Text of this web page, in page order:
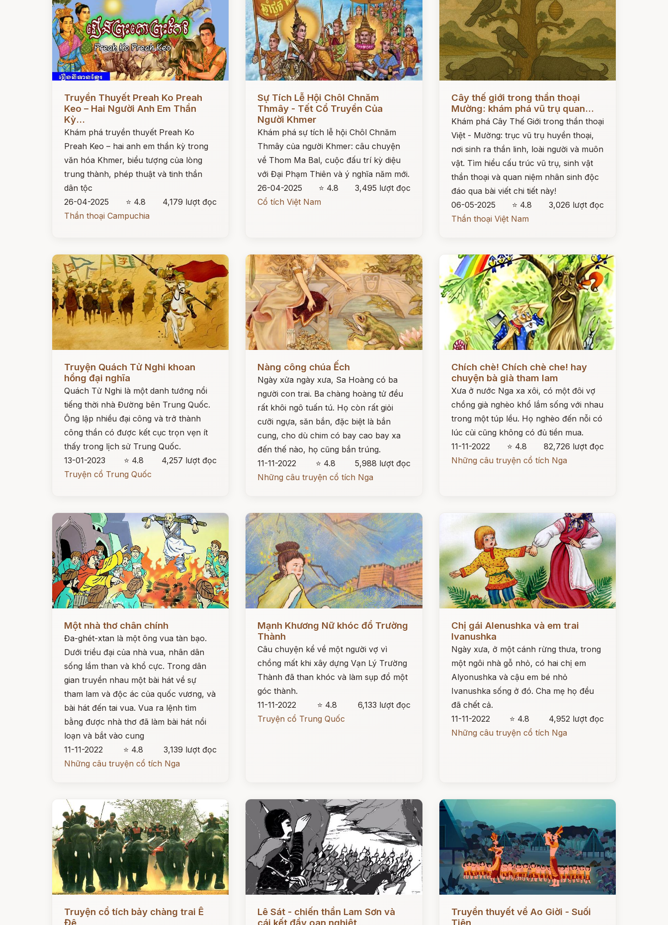
Đọc ngay
Truyền Thuyết Preah Ko Preah
Keo – Hai Người Anh Em Thần
Kỳ...
Khám phá truyền thuyết Preah Ko
Preah Keo – hai anh em thần kỳ trong
văn hóa Khmer, biểu tượng của lòng
trung thành, phép thuật và tinh thần
dân tộc
26-04-2025
⭐ 4.8
4,179 lượt đọc
Thần thoại Campuchia
Sự Tích Lễ Hội Chôl Chnăm
Thmây - Tết Cổ Truyền Của
Người Khmer
Khám phá sự tích lễ hội Chôl Chnăm
Thmây của người Khmer: câu chuyện
về Thom Ma Bal, cuộc đấu trí kỳ diệu
với Đại Phạm Thiên và ý nghĩa năm mới.
26-04-2025
⭐ 4.8
3,495 lượt đọc
Cổ tích Việt Nam
Cây thế giới trong thần thoại
Mường: khám phá vũ trụ quan...
Khám phá Cây Thế Giới trong thần thoại
Việt - Mường: trục vũ trụ huyền thoại,
nơi sinh ra thần linh, loài người và muôn
vật. Tìm hiểu cấu trúc vũ trụ, sinh vật
thần thoại và quan niệm nhân sinh độc
đáo qua bài viết chi tiết này!
06-05-2025
⭐ 4.8
3,026 lượt đọc
Thần thoại Việt Nam
Truyện Quách Tử Nghi khoan
hồng đại nghĩa
Quách Tử Nghi là một danh tướng nổi
tiếng thời nhà Đường bên Trung Quốc.
Ông lập nhiều đại công và trở thành
công thần có được kết cục trọn vẹn ít
thấy trong lịch sử Trung Quốc.
13-01-2023
⭐ 4.8
4,257 lượt đọc
Truyện cổ Trung Quốc
Nàng công chúa Ếch
Ngày xửa ngày xưa, Sa Hoàng có ba
người con trai. Ba chàng hoàng tử đều
rất khôi ngô tuấn tú. Họ còn rất giỏi
cưỡi ngựa, săn bắn, đặc biệt là bắn
cung, cho dù chim có bay cao bay xa
đến thế nào, họ cũng bắn trúng.
11-11-2022
⭐ 4.8
5,988 lượt đọc
Những câu truyện cổ tích Nga
Chích chè! Chích chè che! hay
chuyện bà già tham lam
Xưa ở nước Nga xa xôi, có một đôi vợ
chồng già nghèo khổ lắm sống với nhau
trong một túp lều. Họ nghèo đến nỗi có
lúc củi cũng không có đủ tiền mua.
11-11-2022
⭐ 4.8
82,726 lượt đọc
Những câu truyện cổ tích Nga
Một nhà thơ chân chính
Đa-ghét-xtan là một ông vua tàn bạo.
Dưới triều đại của nhà vua, nhân dân
sống lầm than và khổ cực. Trong dân
gian truyền nhau một bài hát về sự
tham lam và độc ác của quốc vương, và
bài hát đến tai vua. Vua ra lệnh tìm
bằng được nhà thơ đã làm bài hát nổi
loạn và bắt vào cung
11-11-2022
⭐ 4.8
3,139 lượt đọc
Những câu truyện cổ tích Nga
Mạnh Khương Nữ khóc đổ Trường
Thành
Câu chuyện kể về một người vợ vì
chồng mất khi xây dựng Vạn Lý Trường
Thành đã than khóc và làm sụp đổ một
góc thành.
11-11-2022
⭐ 4.8
6,133 lượt đọc
Truyện cổ Trung Quốc
Chị gái Alenushka và em trai
Ivanushka
Ngày xưa, ở một cánh rừng thưa, trong
một ngôi nhà gỗ nhỏ, có hai chị em
Alyonushka và cậu em bé nhỏ
Ivanushka sống ở đó. Cha mẹ họ đều
đã chết cả.
11-11-2022
⭐ 4.8
4,952 lượt đọc
Những câu truyện cổ tích Nga
Truyện cổ tích bảy chàng trai Ê
Lê Sát - chiến thần Lam Sơn và
Đọc ngay
Truyền thuyết về Ao Giời - Suối